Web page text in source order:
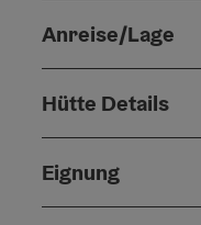
Anreise/Lage
Hütte Details
Eignung